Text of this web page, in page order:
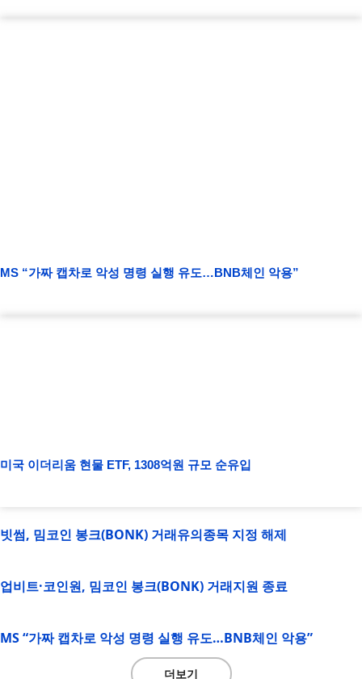
MS “가짜 캡차로 악성 명령 실행 유도…BNB체인 악용”
미국 이더리움 현물 ETF, 1308억원 규모 순유입
빗썸, 밈코인 봉크(BONK) 거래유의종목 지정 해제
업비트·코인원, 밈코인 봉크(BONK) 거래지원 종료
MS “가짜 캡차로 악성 명령 실행 유도…BNB체인 악용”
더보기